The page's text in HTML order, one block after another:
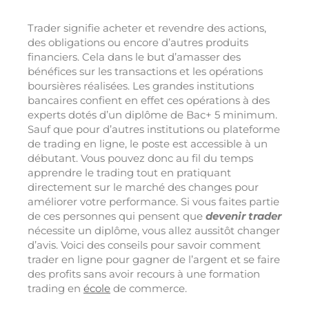
Trader signifie acheter et revendre des actions,
des obligations ou encore d’autres produits
financiers. Cela dans le but d’amasser des
bénéfices sur les transactions et les opérations
boursières réalisées. Les grandes institutions
bancaires confient en effet ces opérations à des
experts dotés d’un diplôme de Bac+ 5 minimum.
Sauf que pour d’autres institutions ou plateforme
de trading en ligne, le poste est accessible à un
débutant. Vous pouvez donc au fil du temps
apprendre le trading tout en pratiquant
directement sur le marché des changes pour
améliorer votre performance. Si vous faites partie
de ces personnes qui pensent que devenir trader
nécessite un diplôme, vous allez aussitôt changer
d’avis. Voici des conseils pour savoir comment
trader en ligne pour gagner de l’argent et se faire
des profits sans avoir recours à une formation
trading en école de commerce.